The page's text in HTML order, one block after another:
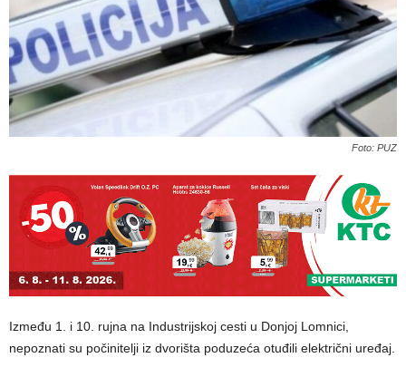
Foto: PUZ
Između 1. i 10. rujna na Industrijskoj cesti u Donjoj Lomnici,
nepoznati su počinitelji iz dvorišta poduzeća otuđili električni uređaj.